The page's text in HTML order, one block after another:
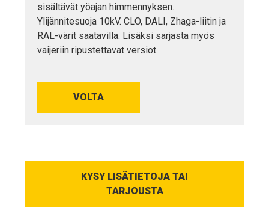
sisältävät yöajan himmennyksen.
Ylijännitesuoja 10kV. CLO, DALI, Zhaga-liitin ja
RAL-värit saatavilla. Lisäksi sarjasta myös
vaijeriin ripustettavat versiot.
VOLTA
KYSY LISÄTIETOJA TAI
TARJOUSTA